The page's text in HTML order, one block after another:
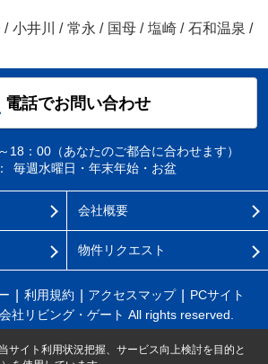
/ 小井川 / 常永 / 国母 / 塩崎 / 石和温泉 /
電話でお問い合わせ
18：00（あなたのご都合に合わせます）
毎週水曜日・年末年始・お盆
会社概要
物件リクエスト
利用規約 アクセスマップ
PCサイト
社リビング・ゲート All rights reserved.
サイト利用状況把握、サービス向上検討を目的と